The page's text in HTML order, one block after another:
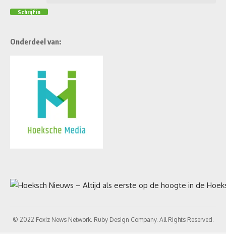
Onderdeel van:
© 2022 Foxiz News Network. Ruby Design Company. All Rights Reserved.